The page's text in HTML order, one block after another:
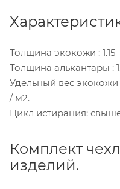
Толщина экокожи : 1.15
Толщина алькантары :
Удельный вес экокожи
/ м2.
Цикл истирания:
Комплект
изделий.